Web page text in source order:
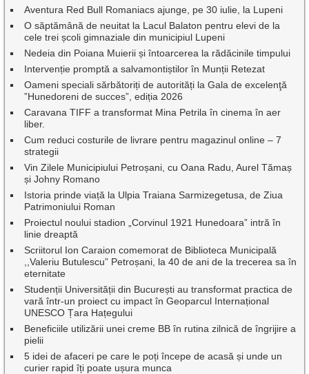
Aventura Red Bull Romaniacs ajunge, pe 30 iulie, la Lupeni
O săptămână de neuitat la Lacul Balaton pentru elevi de la
cele trei școli gimnaziale din municipiul Lupeni
Nedeia din Poiana Muierii și întoarcerea la rădăcinile timpului
Intervenție promptă a salvamontiștilor în Munții Retezat
Oameni speciali sărbătoriți de autorități la Gala de excelenţă
”Hunedoreni de succes”, ediția 2026
Caravana TIFF a transformat Mina Petrila în cinema în aer
liber.
Cum reduci costurile de livrare pentru magazinul online – 7
strategii
Vin Zilele Municipiului Petroșani, cu Oana Radu, Aurel Tămaș
și Johny Romano
Istoria prinde viață la Ulpia Traiana Sarmizegetusa, de Ziua
Patrimoniului Roman
Proiectul noului stadion „Corvinul 1921 Hunedoara” intră în
linie dreaptă
Scriitorul Ion Caraion comemorat de Biblioteca Municipală
,,Valeriu Butulescu” Petroșani, la 40 de ani de la trecerea sa în
eternitate
Studenții Universității din București au transformat practica de
vară într-un proiect cu impact în Geoparcul Internațional
UNESCO Țara Hațegului
Beneficiile utilizării unei creme BB în rutina zilnică de îngrijire a
pielii
5 idei de afaceri pe care le poți începe de acasă și unde un
curier rapid îți poate ușura munca